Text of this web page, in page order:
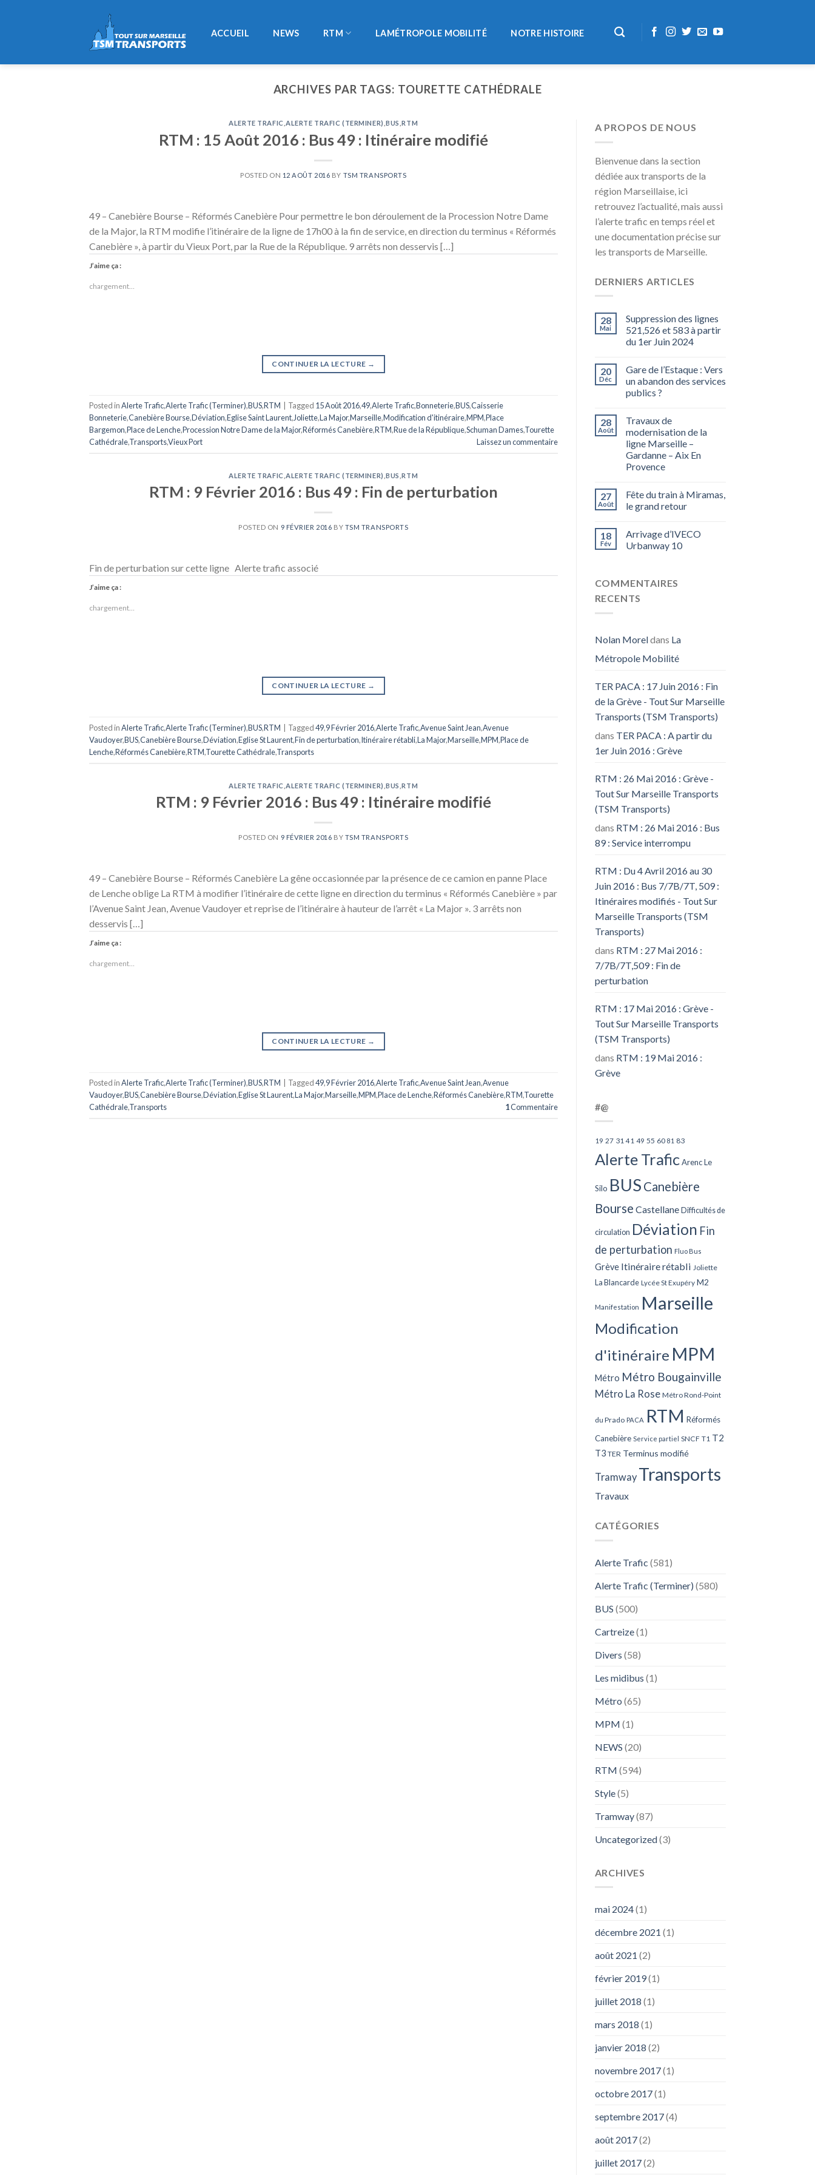
ACCUEIL NEWS RTM LAMÉTROPOLE MOBILITÉ NOTRE HISTOIRE
ARCHIVES PAR TAGS: TOURETTE CATHÉDRALE
ALERTE TRAFIC ,ALERTE TRAFIC (TERMINER) ,BUS ,RTM
RTM : 15 Août 2016 : Bus 49 : Itinéraire modifié
POSTED ON 12 AOÛT 2016 BY TSM TRANSPORTS
49 – Canebière Bourse – Réformés Canebière Pour permettre le bon déroulement de la Procession Notre Dame
de la Major, la RTM modifie l’itinéraire de la ligne de 17h00 à la fin de service, en direction du terminus « Réformés
Canebière », à partir du Vieux Port, par la Rue de la République. 9 arrêts non desservis […]
J’aime ça :
chargement…
CONTINUER LA LECTURE →
Posted inAlerte Trafic,Alerte Trafic (Terminer),BUS,RTM Tagged 15 Août 2016,49,Alerte Trafic,Bonneterie,BUS,Caisserie
Bonneterie,Canebière Bourse,Déviation,Eglise Saint Laurent,Joliette,La Major,Marseille,Modification d'itinéraire,MPM,Place
Bargemon,Place de Lenche,Procession Notre Dame de la Major,Réformés Canebière,RTM,Rue de la République,Schuman Dames,Tourette
Cathédrale,Transports,Vieux Port Laissez un commentaire
ALERTE TRAFIC ,ALERTE TRAFIC (TERMINER) ,BUS ,RTM
RTM : 9 Février 2016 : Bus 49 : Fin de perturbation
POSTED ON 9 FÉVRIER 2016 BY TSM TRANSPORTS
Fin de perturbation sur cette ligne Alerte trafic associé
J’aime ça :
chargement…
CONTINUER LA LECTURE →
Posted inAlerte Trafic,Alerte Trafic (Terminer),BUS,RTM Tagged49,9 Février 2016,Alerte Trafic,Avenue Saint Jean,Avenue
Vaudoyer,BUS,Canebière Bourse,Déviation,Eglise St Laurent,Fin de perturbation,Itinéraire rétabli,La Major,Marseille,MPM,Place de
Lenche,Réformés Canebière,RTM,Tourette Cathédrale,Transports
ALERTE TRAFIC ALERTE TRAFIC (TERMINER) ,BUS ,RTM
RTM : 9 Février 2016 : Bus 49 : Itinéraire modifié
POSTED ON 9 FÉVRIER 2016 BY TSM TRANSPORTS
49 – Canebière Bourse – Réformés Canebière La gêne occasionnée par la présence de ce camion en panne Place
de Lenche oblige La RTM à modifier l’itinéraire de cette ligne en direction du terminus « Réformés Canebière » par
l’Avenue Saint Jean, Avenue Vaudoyer et reprise de l’itinéraire à hauteur de l’arrêt « La Major ». 3 arrêts non
desservis […]
J’aime ça :
chargement…
CONTINUER LA LECTURE →
Posted inAlerte Trafic,Alerte Trafic (Terminer),BUS,RTM Tagged49,9 Février 2016,Alerte Trafic,Avenue Saint Jean,Avenue
Vaudoyer,BUS,Canebière Bourse,Déviation,Eglise St Laurent,La Major,Marseille,MPM,Place de Lenche,Réformés Canebière,RTM,Tourette
Cathédrale,Transports 1Commentaire
A PROPOS DE NOUS
Bienvenue dans la section
dédiée aux transports de la
région Marseillaise, ici
retrouvez l’actualité, mais aussi
l’alerte trafic en temps réel et
une documentation précise sur
les transports de Marseille.
DERNIERS ARTICLES
28
Mai
Suppression des lignes
521,526 et 583 à partir
du 1er Juin 2024
20
Déc
Gare de l’Estaque : Vers
un abandon des services
publics ?
28
Août
Travaux de
modernisation de la
ligne Marseille –
Gardanne – Aix En
Provence
27
Août
Fête du train à Miramas,
le grand retour
18
Fév
Arrivage d’IVECO
Urbanway 10
COMMENTAIRES
RECENTS
Nolan Moreldans La
Métropole Mobilité
TER PACA : 17 Juin 2016 : Fin
de la Grève - Tout Sur Marseille
Transports (TSM Transports)
dans TER PACA : A partir du
1er Juin 2016 : Grève
RTM : 26 Mai 2016 : Grève -
Tout Sur Marseille Transports
(TSM Transports)
dans RTM : 26 Mai 2016 : Bus
89 : Service interrompu
RTM : Du 4 Avril 2016 au 30
Juin 2016 : Bus 7/7B/7T, 509 :
Itinéraires modifiés - Tout Sur
Marseille Transports (TSM
Transports)
dans RTM : 27 Mai 2016 :
7/7B/7T,509 : Fin de
perturbation
RTM : 17 Mai 2016 : Grève -
Tout Sur Marseille Transports
(TSM Transports)
dans RTM : 19 Mai 2016 :
Grève
#@
19 27 31 41 49 55 60 81 83
Alerte Trafic Arenc Le
Silo BUS Canebière
Bourse Castellane Difficultés de
circulation Déviation Fin
de perturbation Fluo Bus
Grève Itinéraire rétabli Joliette
La Blancarde Lycée St Exupéry M2
Manifestation Marseille
Modification
d'itinéraire MPM
Métro Métro Bougainville
Métro La Rose Métro Rond-Point
du Prado PACA RTM Réformés
Canebière Service partiel SNCF T1 T2
T3 TER Terminus modifié
Tramway Transports
Travaux
CATÉGORIES
Alerte Trafic (581)
Alerte Trafic (Terminer) (580)
BUS (500)
Cartreize(1)
Divers (58)
Les midibus (1)
Métro (65)
MPM (1)
NEWS (20)
RTM (594)
Style(5)
Tramway(87)
Uncategorized(3)
ARCHIVES
mai 2024(1)
décembre 2021 (1)
août 2021 (2)
février 2019(1)
juillet 2018 (1)
mars 2018 (1)
janvier 2018 (2)
novembre 2017(1)
octobre 2017(1)
septembre 2017(4)
août 2017(2)
juillet 2017(2)